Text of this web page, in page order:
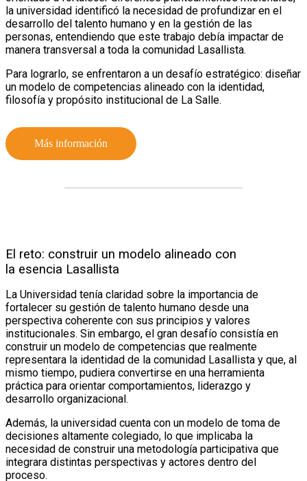
la universidad identificó la necesidad de profundizar en el
desarrollo del talento humano y en la gestión de las
personas, entendiendo que este trabajo debía impactar de
manera transversal a toda la comunidad Lasallista.
Para lograrlo, se enfrentaron a un desafío estratégico: diseñar
un modelo de competencias alineado con la identidad,
filosofía y propósito institucional de La Salle.
Más información
El reto: construir un modelo alineado con
la esencia Lasallista
La Universidad tenía claridad sobre la importancia de
fortalecer su gestión de talento humano desde una
perspectiva coherente con sus principios y valores
institucionales. Sin embargo, el gran desafío consistía en
construir un modelo de competencias que realmente
representara la identidad de la comunidad Lasallista y que, al
mismo tiempo, pudiera convertirse en una herramienta
práctica para orientar comportamientos, liderazgo y
desarrollo organizacional.
Además, la universidad cuenta con un modelo de toma de
decisiones altamente colegiado, lo que implicaba la
necesidad de construir una metodología participativa que
integrara distintas perspectivas y actores dentro del
proceso.